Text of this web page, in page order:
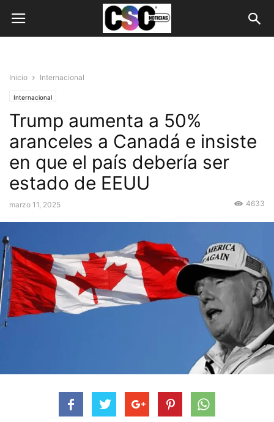
Inicio Internacional
Internacional
Trump aumenta a 50%
aranceles a Canadá e insiste
en que el país debería ser
estado de EEUU
marzo 11, 2025 4633